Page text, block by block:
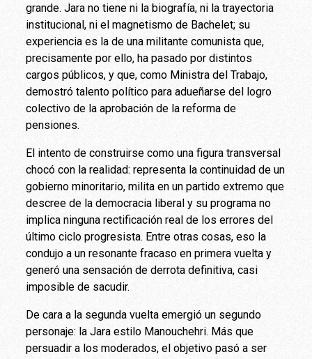
grande. Jara no tiene ni la biografía, ni la trayectoria
institucional, ni el magnetismo de Bachelet; su
experiencia es la de una militante comunista que,
precisamente por ello, ha pasado por distintos
cargos públicos, y que, como Ministra del Trabajo,
demostró talento político para adueñarse del logro
colectivo de la aprobación de la reforma de
pensiones.
El intento de construirse como una figura transversal
chocó con la realidad: representa la continuidad de un
gobierno minoritario, milita en un partido extremo que
descree de la democracia liberal y su programa no
implica ninguna rectificación real de los errores del
último ciclo progresista. Entre otras cosas, eso la
condujo a un resonante fracaso en primera vuelta y
generó una sensación de derrota definitiva, casi
imposible de sacudir.
De cara a la segunda vuelta emergió un segundo
personaje: la Jara estilo Manouchehri. Más que
persuadir a los moderados, el objetivo pasó a ser